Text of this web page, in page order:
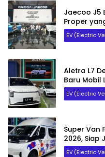
Jaecoo J5
Proper
EV (Electric
Aletra L7
Baru Mobil
EV (Electric
Super Van
2026, Siap
EV (Electric